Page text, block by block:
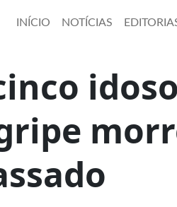
INÍCIO NOTÍCIAS